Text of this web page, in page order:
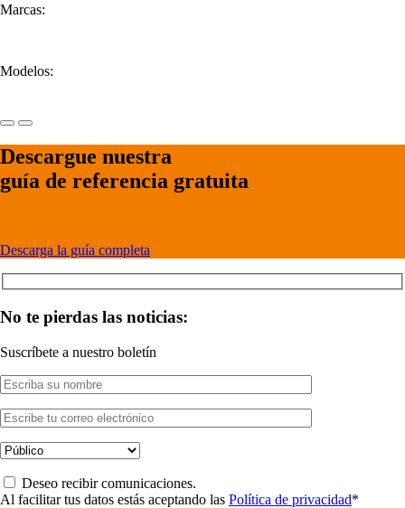
Marcas:
Modelos:
Descargue nuestra
guía de referencia gratuita
Descarga la guía completa
No te pierdas las noticias:
Suscríbete a nuestro boletín
Deseo recibir comunicaciones.
Al facilitar tus datos estás aceptando las Política de privacidad*